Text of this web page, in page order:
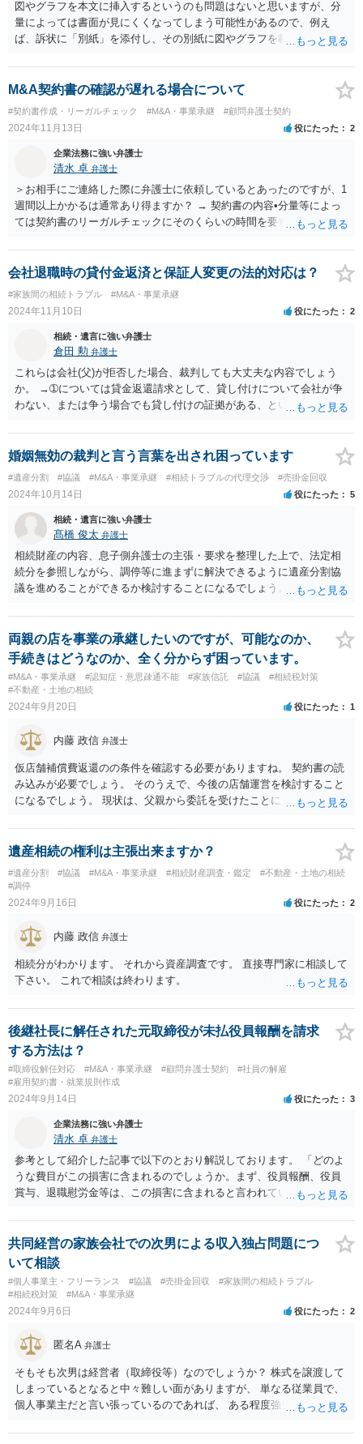
図やグラフを本文に挿入するというのも問題はないと思いますが、分
量によっては書面が見にくくなってしまう可能性があるので、例え
ば、訴状に「別紙」を添付し、その別紙に図やグラフを載せ、「別紙
M&A契約書の確認が遅れる場合について
#契約書作成・リーガルチェック #M&A・事業承継 #顧問弁護士契約
2024年11月13日 役にたった 2
企業法務に強い弁護士
清水 卓 弁護士
＞お相手にご連絡した際に弁護士に依頼しているとあったのですが、1
週間以上かかるは通常あり得ますか？ → 契約書の内容•分量等によっ
ては契約書のリーガルチェックにそのくらいの時間を要することはあ
の方から買主側に契約書の確認状況を問い合わせてみてもよろしいか
もしれません。
会社退職時の貸付金返済と保証人変更の法的対応は？
#家族間の相続トラブル #M&A・事業承継
2024年11月10日 役にたった 2
相続・遺言に強い弁護士
倉田 勲 弁護士
これらは会社(父)が拒否した場合、裁判しても大丈夫な内容でしょう
か。 →➀については貸金返還請求として、貸し付けについて会社が争
わない、または争う場合でも貸し付けの証拠がある、ということであ
（父）に保証人を抜けさせる法的義務まではないため、裁判をしても
難しいでしょう。
婚姻無効の裁判と言う言葉を出され困っています
#遺産分割 #協議 #M&A・事業承継 #相続トラブルの代理交渉 #売掛金回収
2024年10月14日 役にたった 5
相続・遺言に強い弁護士
髙橋 俊太 弁護士
相続財産の内容、息子側弁護士の主張・要求を整理した上で、法定相
続分を参照しながら、調停等に進まずに解決できるように遺産分割協
議を進めることができるか検討することになるでしょう。少なくとも
遺産をまとめて現金でくれ】という要求に応じる必要はありません。
両親の店を事業の承継したいのですが、可能なのか、
手続きはどうなのか、全く分からず困っています。
#M&A・事業承継 #認知症・意思疎通不能 #家族信託 #協議
#相続税対策
#不動産・土地の相続
2024年9月20日 役にたった 1
内藤 政信 弁護士
仮店舗補償費返還のの条件を確認する必要がありますね。 契約書の読
み込みが必要でしょう。 そのうえで、今後の店舗運営を検討すること
になるでしょう。 現状は、父親から委託を受けたことにするか、従業
なので、弁護士とじっくり話をすることになるでしょう。
遺産相続の権利は主張出来ますか？
#遺産分割 #協議 #M&A・事業承継 #相続財産調査・鑑定
#不動産・土地の相続
#調停
2024年9月16日 役にたった 2
内藤 政信 弁護士
相続分がわかります。 それから資産調査です。 直接専門家に相談して
下さい。 これで相談は終わります。
後継社長に解任された元取締役が未払役員報酬を請求
する方法は？
#取締役解任対応 #M&A・事業承継 #顧問弁護士契約
#社員の解雇
#雇用契約書・就業規則作成
2024年9月14日 役にたった 3
企業法務に強い弁護士
清水 卓 弁護士
参考として紹介した記事で以下のとおり解説しております。 「どのよ
うな費目がこの損害に含まれるのでしょうか。まず、役員報酬、役員
賞与、退職慰労金等は、この損害に含まれると言われています。また
質の金員と判断されれば、損害に含まれる可能性があります。 慰謝料
や弁護士費用については、これらの損害に含まれないと述べる裁判例
もありますが、含まれるとする見解もあり、争いがあるところです
（なお、含まれないとしても、民法の不法行為などの別の法律構成で
賠償請求される可能性もあります）。」 → このように、法律構成の工
夫等次第では、慰謝料請求の余地もあるのですが、あなたのケースで
れるリスクがあるため、慰謝料請求までは難しいかもしれません。
損害のメイン部分は役員報酬の部分かと思われます。会社法第３３９
条２項の損害賠償責任の法的性質について、法律により設けられた特
別の責任（法定責任）と解する立場であっても、時効期間の観点から
は、早めに請求行動を試みる等の対策を講じておくべきかと思いま
す。より詳しくは、証拠を持参の上、法律事務所に赴いて弁護士に直
共同経営の家族会社での次男による収入独占問題につ
いて相談
#個人事業主・フリーランス #協議 #売掛金回収
#家族間の相続トラブル
#相続税対策
#M&A・事業承継
2024年9月6日 役にたった 2
匿名A 弁護士
そもそも次男は経営者（取締役等）なのでしょうか？ 株式を譲渡して
しまっているとなると中々難しい面がありますが、 単なる従業員で、
個人事業主だと言い張っているのであれば、 ある程度強気の反論をし
産で次男が専有しているものなどについて整理して 弁護士に対応を相